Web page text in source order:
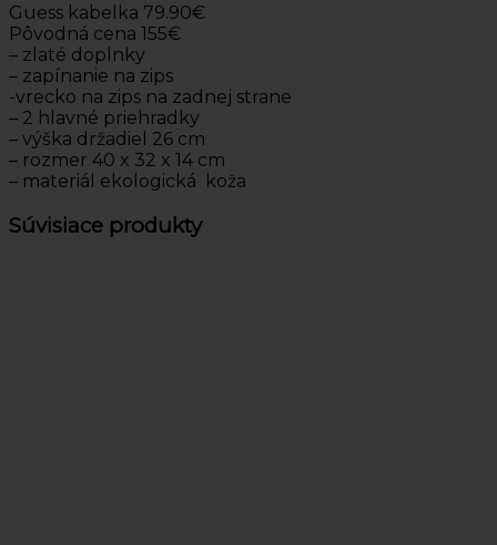
Guess kabelka 79.90€
Pôvodná cena 155€
– zlaté doplnky
– zapínanie na zips
-vrecko na zips na zadnej strane
– 2 hlavné priehradky
– výška držadiel 26 cm
– rozmer 40 x 32 x 14 cm
– materiál ekologická koža
Súvisiace produkty